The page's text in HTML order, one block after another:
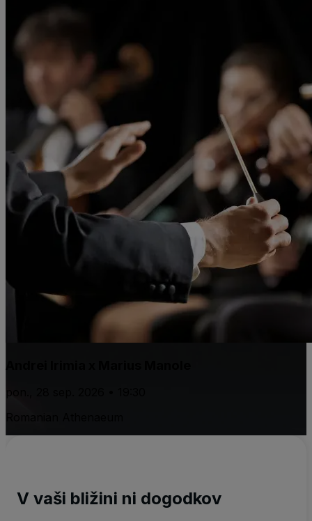
Andrei Irimia x Marius Manole
V vaši bližini ni dogodkov